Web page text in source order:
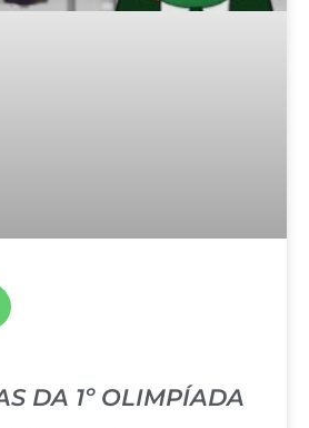
DA 1º OLIMPÍADA